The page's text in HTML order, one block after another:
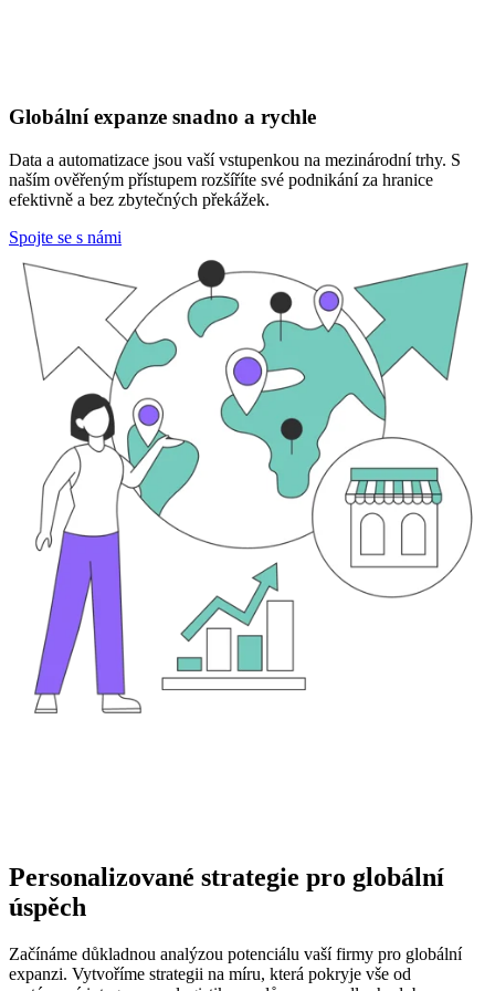
Globální expanze snadno a rychle
Data a automatizace jsou vaší vstupenkou na mezinárodní trhy. S
naším ověřeným přístupem rozšíříte své podnikání za hranice
efektivně a bez zbytečných překážek.
Spojte se s námi
Personalizované strategie pro globální
úspěch
Začínáme důkladnou analýzou potenciálu vaší firmy pro globální
expanzi. Vytvoříme strategii na míru, která pokryje vše od